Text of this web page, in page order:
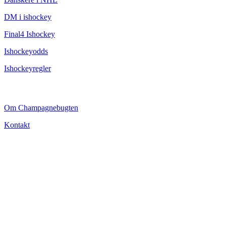
DM i ishockey
Final4 Ishockey
Ishockeyodds
Ishockeyregler
Om Champagnebugten
Kontakt